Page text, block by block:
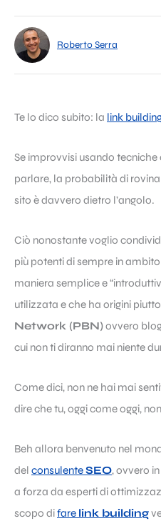
Roberto Serra
Te lo dico subito: la link
Se improvvisi usando
parlare, la probabilità di
sito è davvero dietro l’angolo.
Ciò nonostante voglio
più potenti di sempre in
maniera semplice e
utilizzata e che ha origini
Network (PBN)ovvero
cui non ti diranno mai niente
Come dici, non ne hai mai
dire che tu, oggi come oggi,
Beh allora benvenuto nel
del consulenteSEO, ovvero
a forza da esperti di
scopo difare link building